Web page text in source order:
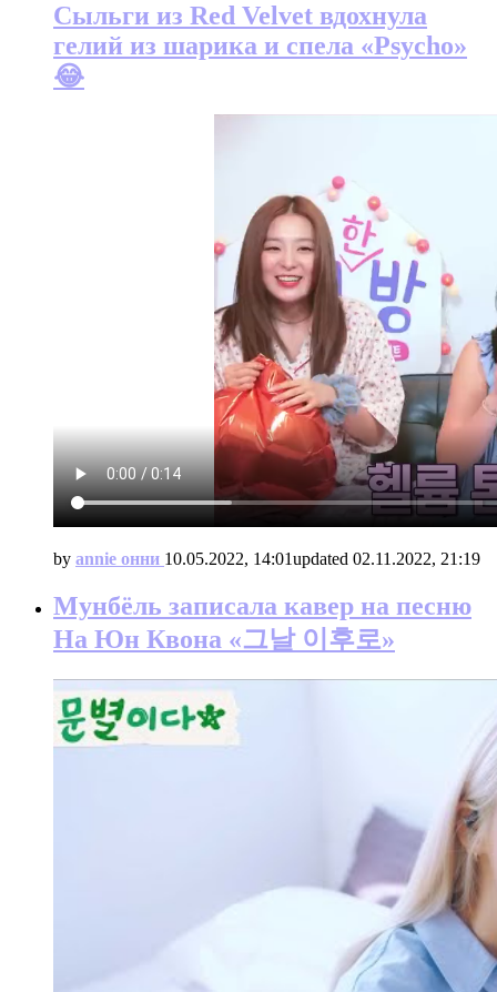
Сыльги из Red Velvet вдохнула
гелий из шарика и спела «Psycho»
😂
by annie онни 10.05.2022, 14:01updated 02.11.2022, 21:19
Мунбёль записала кавер на песню
На Юн Квона «그날 이후로»